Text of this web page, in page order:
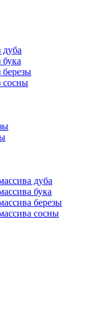
сосны
дуба
бука
березы
сосны